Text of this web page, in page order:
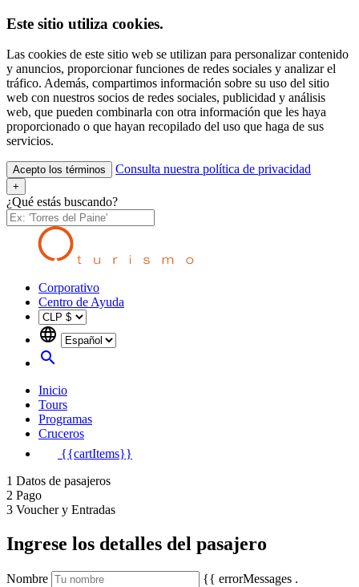
Este sitio utiliza cookies.
Las cookies de este sitio web se utilizan para personalizar contenido
y anuncios, proporcionar funciones de redes sociales y analizar el
tráfico. Además, compartimos información sobre su uso del sitio
web con nuestros socios de redes sociales, publicidad y análisis
web, que pueden combinarla con otra información que les haya
proporcionado o que hayan recopilado del uso que haga de sus
servicios.
Acepto los términos Consulta nuestra política de privacidad
+
¿Qué estás buscando?
Corporativo
Centro de Ayuda
language
search
Inicio
Tours
Programas
Cruceros
{{cartItems}}
1 Datos de pasajeros
2 Pago
3 Voucher y Entradas
Ingrese los detalles del pasajero
Nombre
{{ errorMessages .